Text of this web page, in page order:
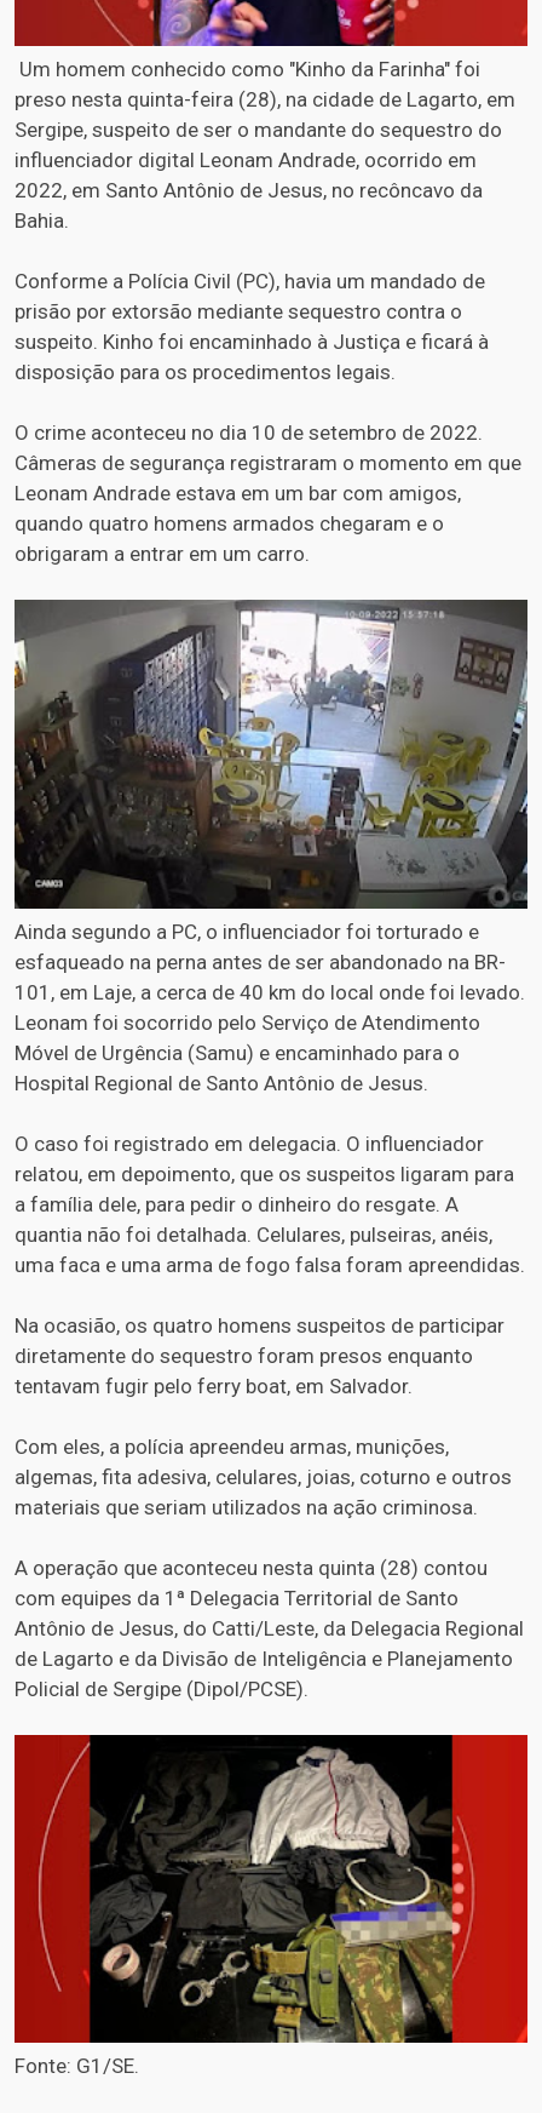
Um homem conhecido como "Kinho da Farinha" foi
preso nesta quinta-feira (28), na cidade de Lagarto, em
Sergipe, suspeito de ser o mandante do sequestro do
influenciador digital Leonam Andrade, ocorrido em
2022, em Santo Antônio de Jesus, no recôncavo da
Bahia.
Conforme a Polícia Civil (PC), havia um mandado de
prisão por extorsão mediante sequestro contra o
suspeito. Kinho foi encaminhado à Justiça e ficará à
disposição para os procedimentos legais.
O crime aconteceu no dia 10 de setembro de 2022.
Câmeras de segurança registraram o momento em que
Leonam Andrade estava em um bar com amigos,
quando quatro homens armados chegaram e o
obrigaram a entrar em um carro.
Ainda segundo a PC, o influenciador foi torturado e
esfaqueado na perna antes de ser abandonado na BR-
101, em Laje, a cerca de 40 km do local onde foi levado.
Leonam foi socorrido pelo Serviço de Atendimento
Móvel de Urgência (Samu) e encaminhado para o
Hospital Regional de Santo Antônio de Jesus.
O caso foi registrado em delegacia. O influenciador
relatou, em depoimento, que os suspeitos ligaram para
a família dele, para pedir o dinheiro do resgate. A
quantia não foi detalhada. Celulares, pulseiras, anéis,
uma faca e uma arma de fogo falsa foram apreendidas.
Na ocasião, os quatro homens suspeitos de participar
diretamente do sequestro foram presos enquanto
tentavam fugir pelo ferry boat, em Salvador.
Com eles, a polícia apreendeu armas, munições,
algemas, fita adesiva, celulares, joias, coturno e outros
materiais que seriam utilizados na ação criminosa.
A operação que aconteceu nesta quinta (28) contou
com equipes da 1ª Delegacia Territorial de Santo
Antônio de Jesus, do Catti/Leste, da Delegacia Regional
de Lagarto e da Divisão de Inteligência e Planejamento
Policial de Sergipe (Dipol/PCSE).
Fonte: G1/SE.